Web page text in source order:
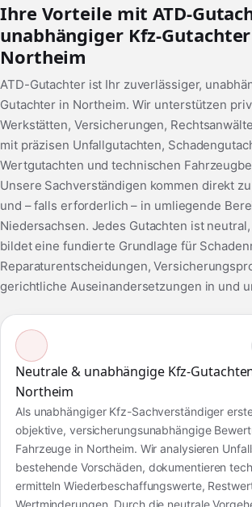
Ihre Vorteile mit ATD-
unabhängiger Kfz-
Northeim
ATD-Gutachter ist Ihr zuverlässiger,
Gutachter in Northeim. Wir unterstützen
Werkstätten, Versicherungen,
mit präzisen Unfallgutachten,
Wertgutachten und technischen
Unsere Sachverständigen kommen direkt
und – falls erforderlich – in umliegende
Niedersachsen. Jedes Gutachten ist
bildet eine fundierte Grundlage für
Reparaturentscheidungen,
gerichtliche Auseinandersetzungen in und
Neutrale & unabhängige Kfz-
Northeim
Als unabhängiger Kfz-Sachverständiger
objektive, versicherungsunabhängige
Fahrzeuge in Northeim. Wir analysieren
bestehende Vorschäden, dokumentieren
ermitteln Wiederbeschaffungswerte,